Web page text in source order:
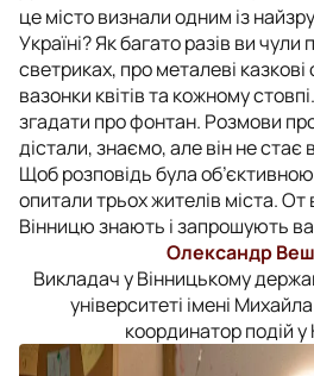
це місто визнали одним із
Україні? Як багато разів ви чули
светриках, про металеві казкові
вазонки квітів та кожному
згадати про фонтан. Розмови
дістали, знаємо, але він не стає
Щоб розповідь була
опитали трьох жителів міста.
Вінницю знають і запрошують
Олександр
Викладач у Вінницькому
університеті імені
координатор подій у